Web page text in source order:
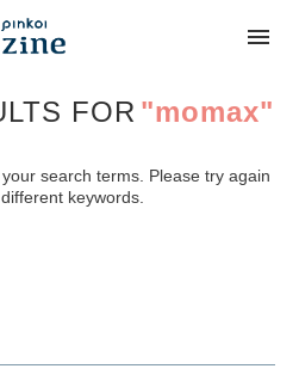
FOR "momax"
search terms. Please try again
keywords.